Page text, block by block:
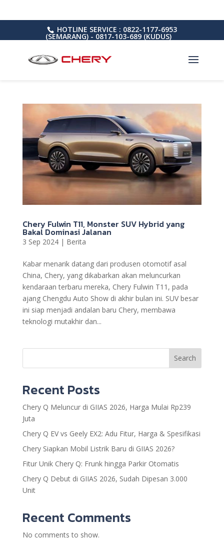
HOTLINE SERVICE : 0822-1177-6953
(SEMARANG) - 0817-103-689 (KUDUS)
Chery Fulwin T11, Monster SUV Hybrid yang
Bakal Dominasi Jalanan
3 Sep 2024| Berita
Kabar menarik datang dari produsen otomotif asal
China, Chery, yang dikabarkan akan meluncurkan
kendaraan terbaru mereka, Chery Fulwin T11, pada
ajang Chengdu Auto Show di akhir bulan ini. SUV besar
ini siap menjadi andalan baru Chery, membawa
teknologi mutakhir dan...
Search
Recent Posts
Chery Q Meluncur di GIIAS 2026, Harga Mulai Rp239
Juta
Chery Q EV vs Geely EX2: Adu Fitur, Harga & Spesifikasi
Chery Siapkan Mobil Listrik Baru di GIIAS 2026?
Fitur Unik Chery Q: Frunk hingga Parkir Otomatis
Chery Q Debut di GIIAS 2026, Sudah Dipesan 3.000
Unit
Recent Comments
No comments to show.